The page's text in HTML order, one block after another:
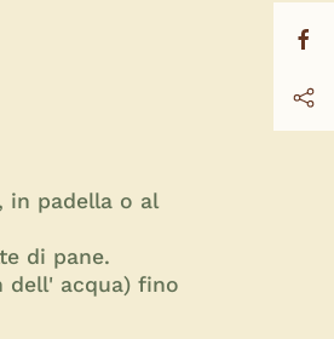
in padella o al
di pane.
dell' acqua) fino